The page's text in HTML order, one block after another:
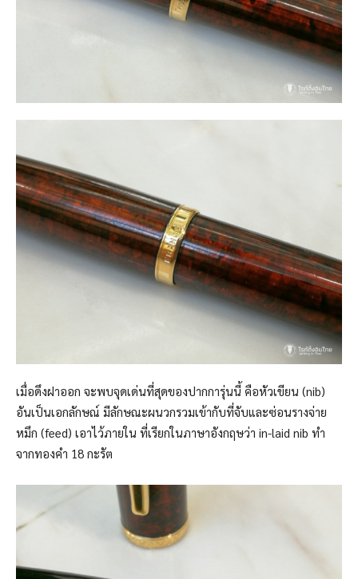
เมื่อดึงฝาออก จะพบจุดเด่นที่สุดของปากการุ่นนี้ คือหัวเขียน (nib)
อันเป็นเอกลักษณ์ มีลักษณะผนวกรวมเข้ากับที่จับและซ่อนรางจ่าย
หมึก (feed) เอาไว้ภายใน ที่เรียกในภาษาอังกฤษว่า in-laid nib ทำ
จากทองคำ 18 กะรัต